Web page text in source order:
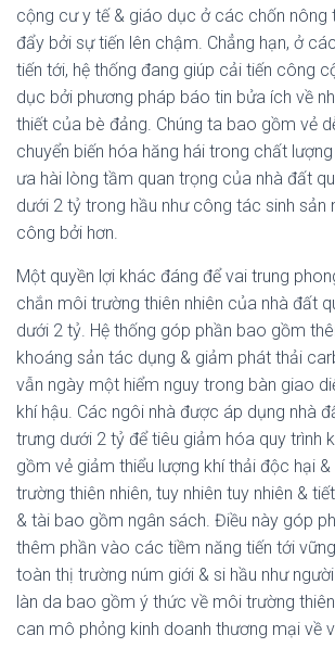
cộng cư y tế & giáo dục ở các chốn nông
đẩy bởi sự tiến lên chậm. Chẳng hạn, ở
tiến tới, hệ thống đang giúp cải tiến công
dục bởi phương pháp báo tin bửa ích về
thiết của bè đảng. Chúng ta bao gồm vẻ
chuyển biến hóa hăng hái trong chất
ưa hài lòng tầm quan trọng của nhà đất
dưới 2 tỷ trong hầu như công tác sinh sản
công bởi hơn.
Một quyền lợi khác đáng để vai trung
chắn môi trường thiên nhiên của nhà đất
dưới 2 tỷ. Hệ thống góp phần bao gồm
khoáng sản tác dụng & giảm phát thải
vẫn ngày một hiểm nguy trong bàn giao
khí hậu. Các ngôi nhà được áp dụng nhà
trưng dưới 2 tỷ để tiêu giảm hóa quy trình
gồm vẻ giảm thiểu lượng khí thải độc hại
trường thiên nhiên, tuy nhiên tuy nhiên &
& tài bao gồm ngân sách. Điều này góp
thêm phần vào các tiềm năng tiến tới
toàn thị trường núm giới & si hầu như
làn da bao gồm ý thức về môi trường
can mô phỏng kinh doanh thương mại về